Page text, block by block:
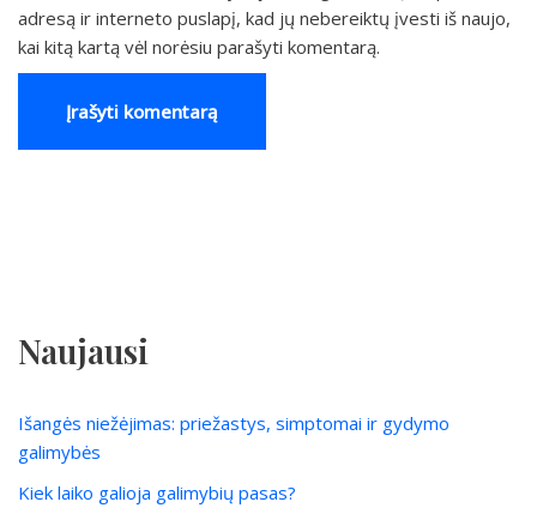
adresą ir interneto puslapį, kad jų nebereiktų įvesti iš naujo,
kai kitą kartą vėl norėsiu parašyti komentarą.
Naujausi
Išangės niežėjimas: priežastys, simptomai ir gydymo
galimybės
Kiek laiko galioja galimybių pasas?